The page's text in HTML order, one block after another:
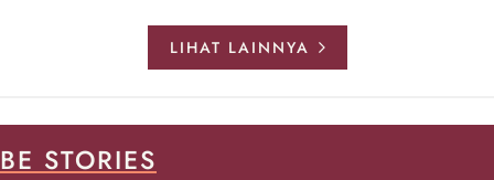
LIHAT LAINNYA
BE STORIES